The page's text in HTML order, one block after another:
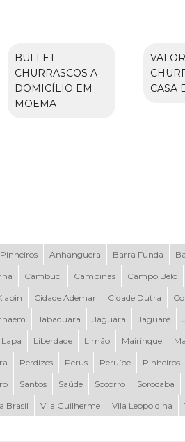
BUFFET
CHURRASCOS A
DOMICÍLIO EM
MOEMA
CASA
Anhanguera Barra Funda
Cambuci Campinas Campo Belo
Cidade Ademar Cidade Dutra
Jabaquara Jaguara Jaguaré
Lapa Liberdade Limão Mairinque
Perdizes Perus Peruíbe Pinheiros
Santos Saúde Socorro Sorocaba
Brasil Vila Guilherme Vila Leopoldina